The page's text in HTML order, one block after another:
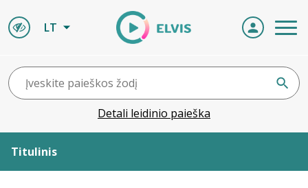
LT
Detali leidinio paieška
Titulinis